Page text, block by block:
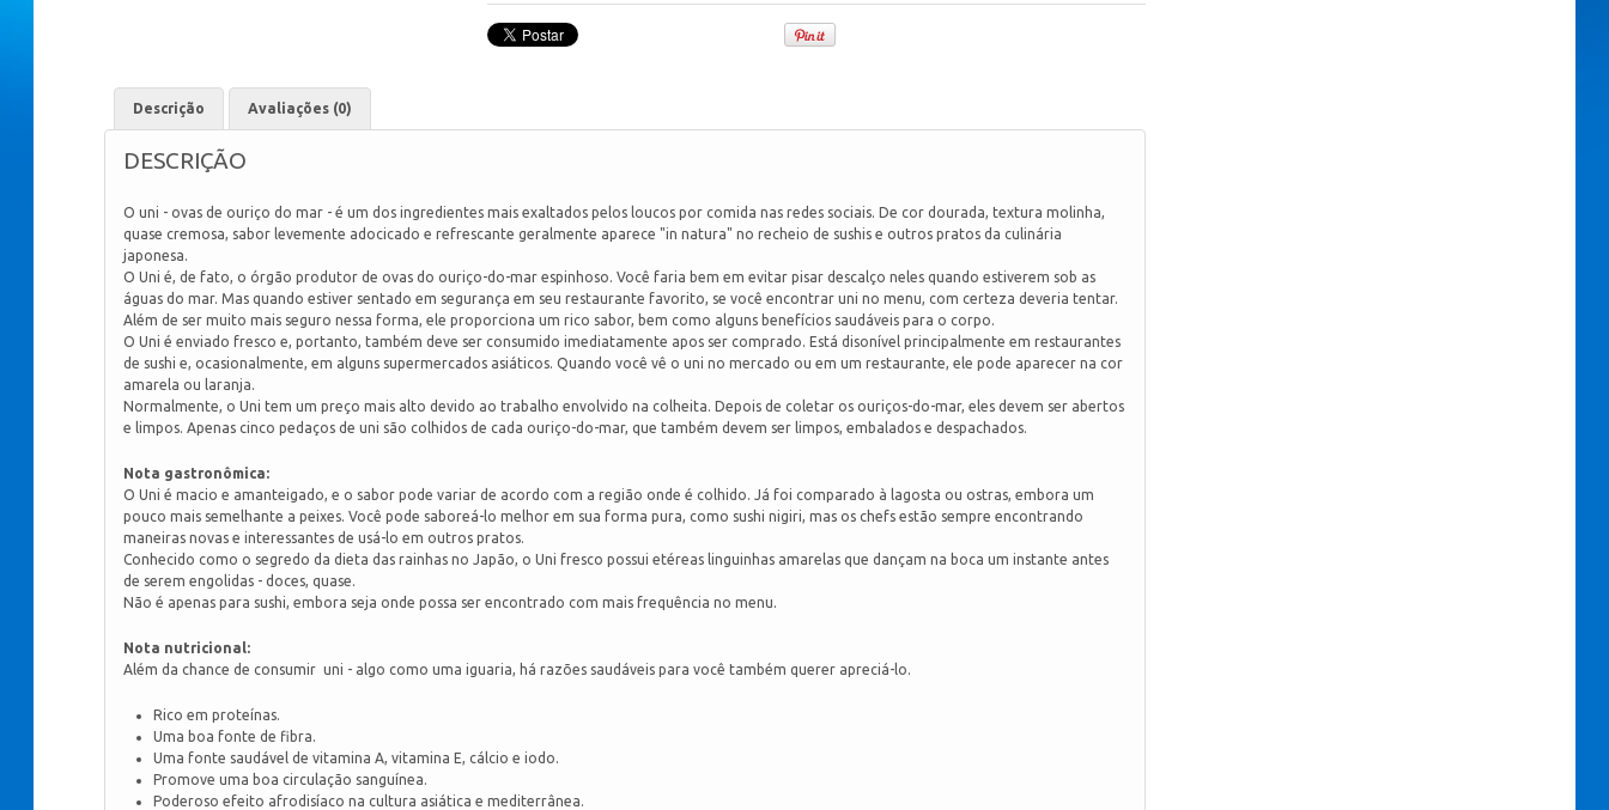
Descrição Avaliações (0)
DESCRIÇÃO
O uni - ovas de ouriço do mar - é um dos ingredientes mais exaltados pelos loucos por comida nas redes sociais. De cor dourada, textura molinha,
quase cremosa, sabor levemente adocicado e refrescante geralmente aparece "in natura" no recheio de sushis e outros pratos da culinária
japonesa.
O Uni é, de fato, o órgão produtor de ovas do ouriço-do-mar espinhoso. Você faria bem em evitar pisar descalço neles quando estiverem sob as
águas do mar. Mas quando estiver sentado em segurança em seu restaurante favorito, se você encontrar uni no menu, com certeza deveria tentar.
Além de ser muito mais seguro nessa forma, ele proporciona um rico sabor, bem como alguns benefícios saudáveis para o corpo.
O Uni é enviado fresco e, portanto, também deve ser consumido imediatamente apos ser comprado. Está disonível principalmente em restaurantes
de sushi e, ocasionalmente, em alguns supermercados asiáticos. Quando você vê o uni no mercado ou em um restaurante, ele pode aparecer na cor
amarela ou laranja.
Normalmente, o Uni tem um preço mais alto devido ao trabalho envolvido na colheita. Depois de coletar os ouriços-do-mar, eles devem ser abertos
e limpos. Apenas cinco pedaços de uni são colhidos de cada ouriço-do-mar, que também devem ser limpos, embalados e despachados.
Nota gastronômica:
O Uni é macio e amanteigado, e o sabor pode variar de acordo com a região onde é colhido. Já foi comparado à lagosta ou ostras, embora um
pouco mais semelhante a peixes. Você pode saboreá-lo melhor em sua forma pura, como sushi nigiri, mas os chefs estão sempre encontrando
maneiras novas e interessantes de usá-lo em outros pratos.
Conhecido como o segredo da dieta das rainhas no Japão, o Uni fresco possui etéreas linguinhas amarelas que dançam na boca um instante antes
de serem engolidas - doces, quase.
Não é apenas para sushi, embora seja onde possa ser encontrado com mais frequência no menu.
Nota nutricional:
Além da chance de consumir uni - algo como uma iguaria, há razões saudáveis para você também querer apreciá-lo.
Rico em proteínas.
Uma boa fonte de fibra.
Uma fonte saudável de vitamina A, vitamina E, cálcio e iodo.
Promove uma boa circulação sanguínea.
Poderoso efeito afrodisíaco na cultura asiática e mediterrânea.